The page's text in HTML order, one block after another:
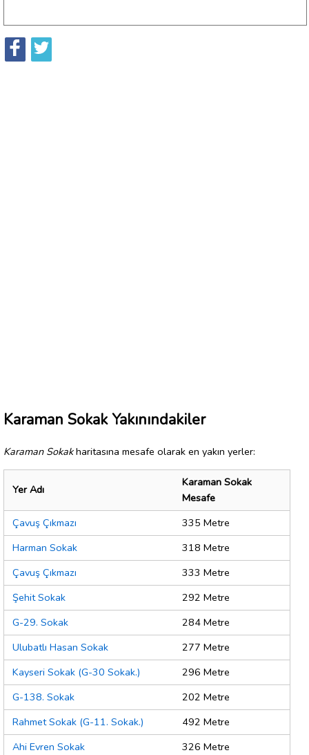
Karaman Sokak Yakınındakiler
Karaman Sokakharitasına mesafe olarak en yakın yerler:
Yer Adı
Karaman Sokak
Mesafe
Çavuş Çıkmazı
335 Metre
Harman Sokak
318 Metre
Çavuş Çıkmazı
333 Metre
Şehit Sokak
292 Metre
G-29. Sokak
284 Metre
Ulubatlı Hasan Sokak
277 Metre
Kayseri Sokak (G-30 Sokak.)
296 Metre
G-138. Sokak
202 Metre
Rahmet Sokak (G-11. Sokak.)
492 Metre
Ahi Evren Sokak
326 Metre